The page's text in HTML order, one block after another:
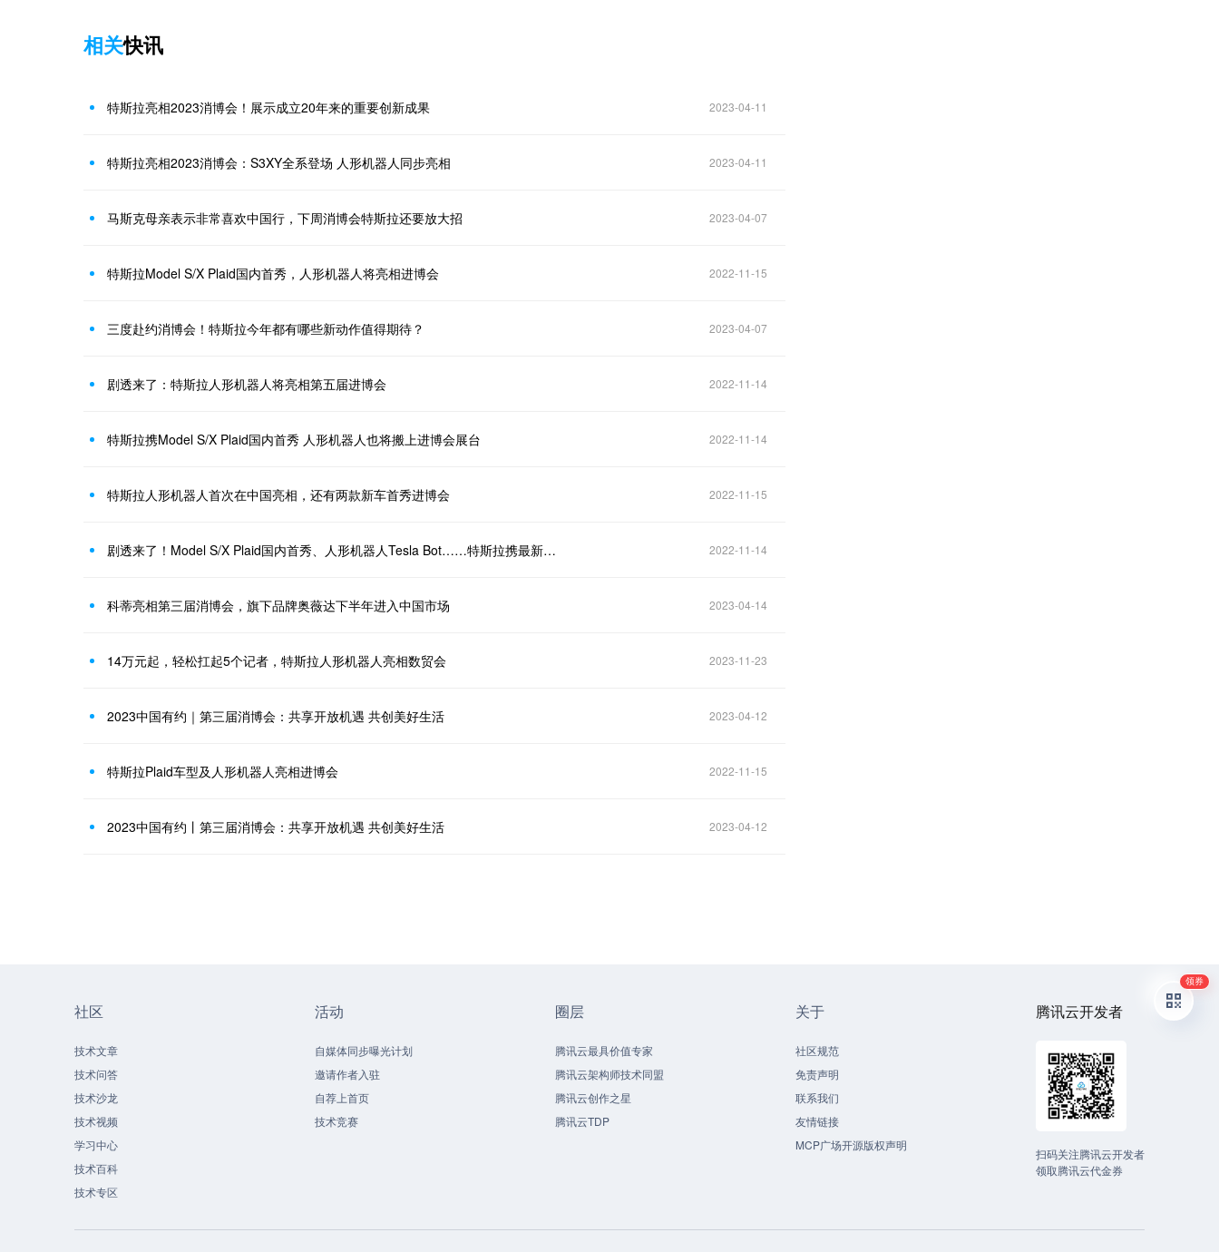
相关快讯
特斯拉亮相2023消博会！展示成立20年来的重要创新成果 2023-04-11
特斯拉亮相2023消博会：S3XY全系登场 人形机器人同步亮相 2023-04-11
马斯克母亲表示非常喜欢中国行，下周消博会特斯拉还要放大招 2023-04-07
特斯拉Model S/X Plaid国内首秀，人形机器人将亮相进博会 2022-11-15
三度赴约消博会！特斯拉今年都有哪些新动作值得期待？ 2023-04-07
剧透来了：特斯拉人形机器人将亮相第五届进博会 2022-11-14
特斯拉携Model S/X Plaid国内首秀 人形机器人也将搬上进博会展台 2022-11-14
特斯拉人形机器人首次在中国亮相，还有两款新车首秀进博会 2022-11-15
剧透来了！Model S/X Plaid国内首秀、人形机器人Tesla Bot……特斯拉携最新“科技套装”亮相进博会 2022-11-14
科蒂亮相第三届消博会，旗下品牌奥薇达下半年进入中国市场 2023-04-14
14万元起，轻松扛起5个记者，特斯拉人形机器人亮相数贸会 2023-11-23
2023中国有约｜第三届消博会：共享开放机遇 共创美好生活 2023-04-12
特斯拉Plaid车型及人形机器人亮相进博会 2022-11-15
2023中国有约丨第三届消博会：共享开放机遇 共创美好生活 2023-04-12
社区
技术文章
技术问答
技术沙龙
技术视频
学习中心
技术百科
技术专区
活动
自媒体同步曝光计划
邀请作者入驻
自荐上首页
技术竞赛
圈层
腾讯云最具价值专家
腾讯云架构师技术同盟
腾讯云创作之星
腾讯云TDP
关于
社区规范
免责声明
联系我们
友情链接
MCP广场开源版权声明
腾讯云开发者
扫码关注腾讯云开发者
领取腾讯云代金券
领券